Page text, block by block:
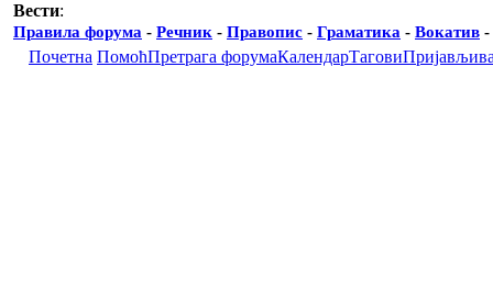
Вести:
Правила форума - Речник - Правопис - Граматика - Вокатив -
Почетна ПомоћПретрага форумаКалендарТагови